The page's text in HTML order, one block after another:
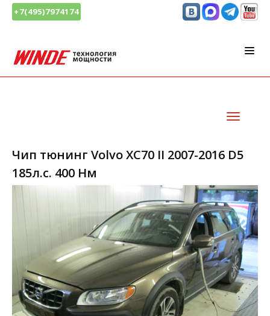
+7(495)7974174
Чип тюнинг Volvo XC70 II 2007-2016 D5
185л.с. 400 Нм